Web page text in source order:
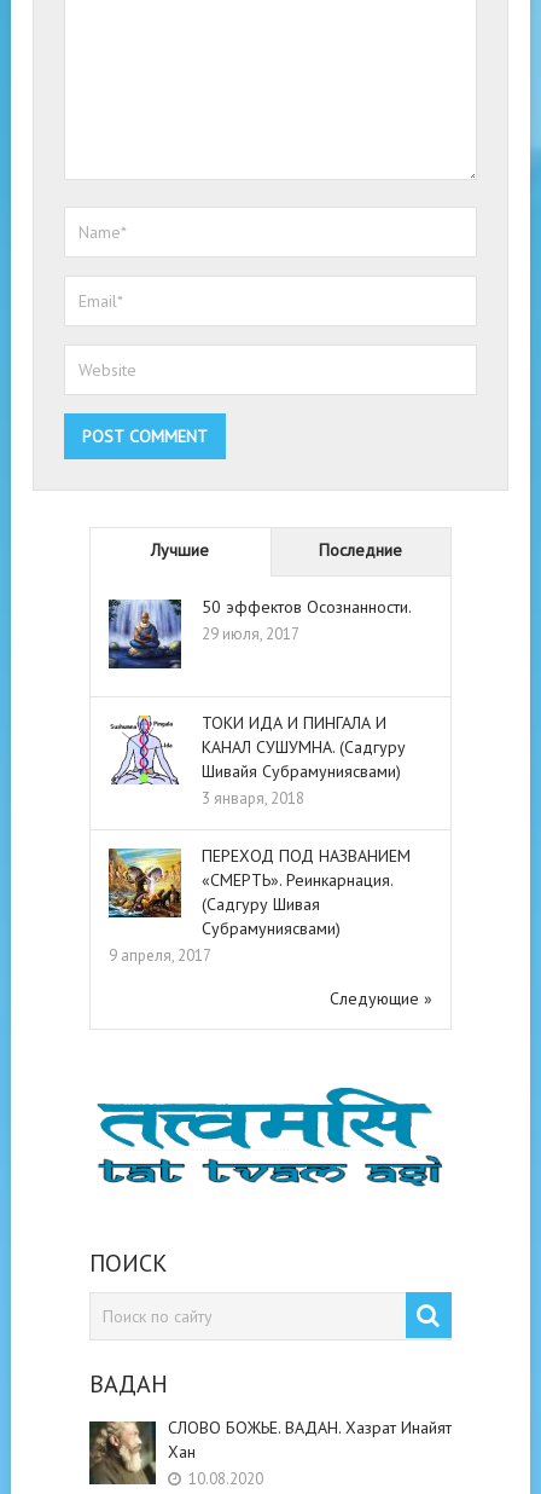
Лучшие Последние
50 эффектов Осознанности.
29 июля, 2017
ТОКИ ИДА И ПИНГАЛА И
КАНАЛ СУШУМНА. (Садгуру
Шивайя Субрамуниясвами)
3 января, 2018
ПЕРЕХОД ПОД НАЗВАНИЕМ
«СМЕРТЬ». Реинкарнация.
(Садгуру Шивая
Субрамуниясвами)
9 апреля, 2017
Следующие »
ПОИСК
ВАДАН
СЛОВО БОЖЬЕ. ВАДАН. Хазрат Инайят
Хан
10.08.2020